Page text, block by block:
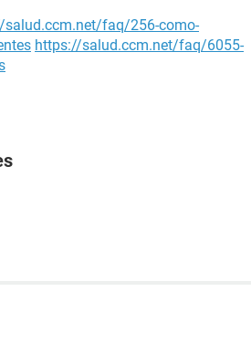
salud.ccm.net/faq/256-como-
https://salud.ccm.net/faq/6055-